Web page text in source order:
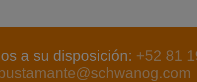
a su disposición: +52 81